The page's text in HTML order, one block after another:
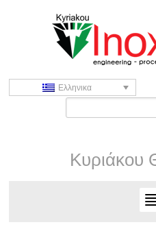
Ελληνικα
Κυριάκου